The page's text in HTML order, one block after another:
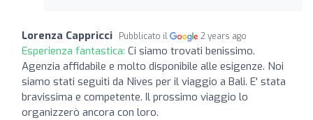
Lorenza Cappricci Pubblicato il 2 years ago
Esperienza fantastica: Ci siamo trovati benissimo.
Agenzia affidabile e molto disponibile alle esigenze. Noi
siamo stati seguiti da Nives per il viaggio a Bali. E' stata
bravissima e competente. Il prossimo viaggio lo
organizzerò ancora con loro.